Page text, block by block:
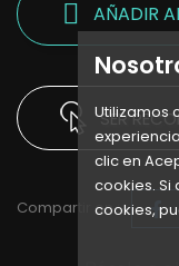
Utilizamos
clic en
cookies.
cookies,
AÑADIR
SER
Compartir en :